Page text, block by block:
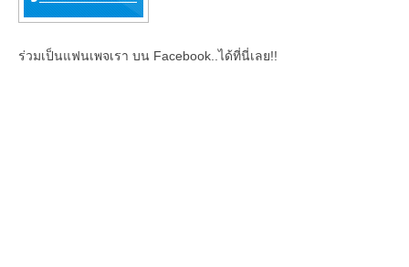
ร่วมเป็นแฟนเพจเรา บน Facebook..ได้ที่นี่เลย!!